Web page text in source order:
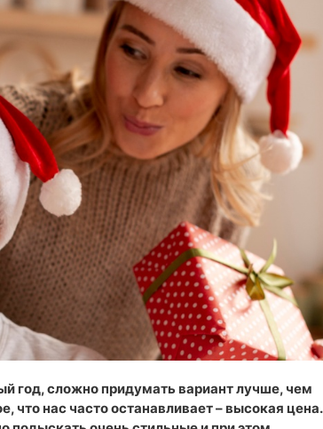
год, сложно придумать вариант лучше, чем
что нас часто останавливает – высокая цена.